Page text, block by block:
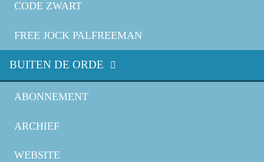
CODE ZWART
FREE JOCK PALFREEMAN
BUITEN DE ORDE
ABONNEMENT
ARCHIEF
WEBSITE